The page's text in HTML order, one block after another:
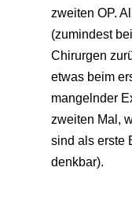
zweiten OP.
(zumindest
Chirurgen
etwas beim
mangelnder
zweiten Mal,
sind als erste
denkbar).